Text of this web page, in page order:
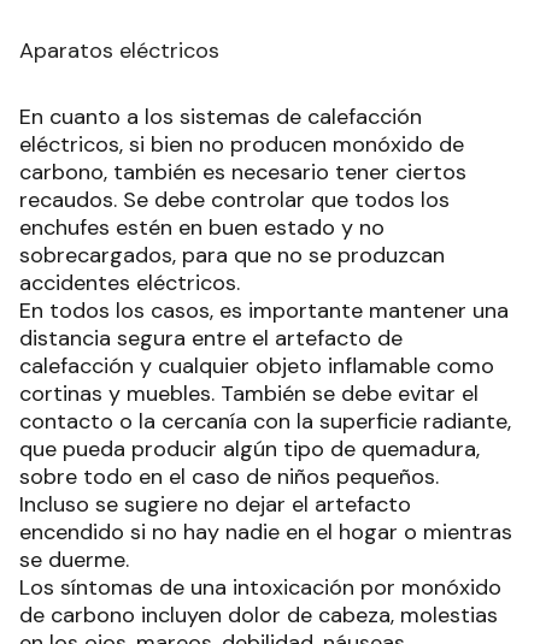
Aparatos eléctricos
En cuanto a los sistemas de calefacción
eléctricos, si bien no producen monóxido de
carbono, también es necesario tener ciertos
recaudos. Se debe controlar que todos los
enchufes estén en buen estado y no
sobrecargados, para que no se produzcan
accidentes eléctricos.
En todos los casos, es importante mantener una
distancia segura entre el artefacto de
calefacción y cualquier objeto inflamable como
cortinas y muebles. También se debe evitar el
contacto o la cercanía con la superficie radiante,
que pueda producir algún tipo de quemadura,
sobre todo en el caso de niños pequeños.
Incluso se sugiere no dejar el artefacto
encendido si no hay nadie en el hogar o mientras
se duerme.
Los síntomas de una intoxicación por monóxido
de carbono incluyen dolor de cabeza, molestias